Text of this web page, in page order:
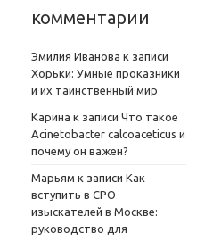
комментарии
Эмилия Иванова к записи
Хорьки: Умные проказники
и их таинственный мир
Карина к записи Что такое
Acinetobacter calcoaceticus и
почему он важен?
Марьям к записи Как
вступить в СРО
изыскателей в Москве:
руководство для